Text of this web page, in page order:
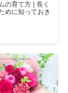
の育て方 | 長く
めに知っておき